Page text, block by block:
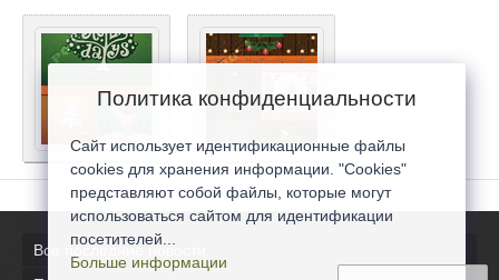
Все последние новости
Политика конфиденциальности
Сайт использует идентификационные файлы
cookies для хранения информации. "Cookies"
представляют собой файлы, которые могут
использоваться сайтом для идентификации
посетителей...
Больше информации